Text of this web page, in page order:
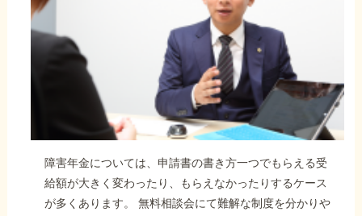
障害年金については、申請書の書き方一つでもらえる受
給額が大きく変わったり、もらえなかったりするケース
が多くあります。 無料相談会にて難解な制度を分かりや